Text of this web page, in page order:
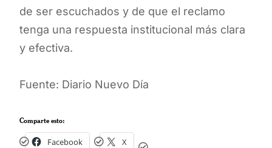
de ser escuchados y de que el reclamo
tenga una respuesta institucional más clara
y efectiva.
Fuente: Diario Nuevo Día
Comparte esto:
Facebook X